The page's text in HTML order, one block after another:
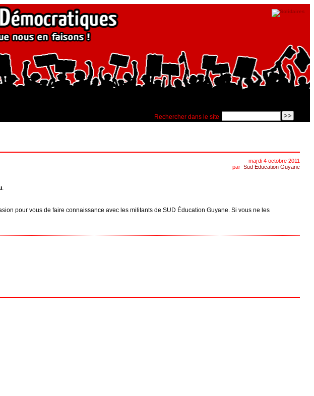
Rechercher dans le site
mardi 4 octobre 2011
par Sud Éducation Guyane
.
pour vous de faire connaissance avec les militants de SUD Éducation Guyane. Si vous ne les